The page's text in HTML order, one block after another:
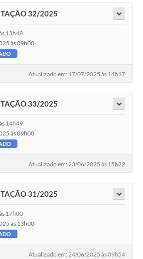
32/2025
13h48
às 09h00
Atualizado em: 17/07/2025 às 14h17
33/2025
14h49
às 09h00
Atualizado em: 23/06/2025 às 15h22
31/2025
17h00
às 13h00
Atualizado em: 24/06/2025 às 09h54